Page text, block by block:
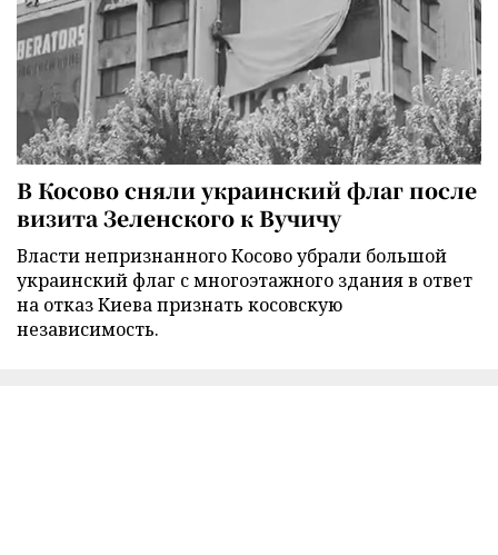
В Косово сняли украинский флаг после
визита Зеленского к Вучичу
Власти непризнанного Косово убрали большой
украинский флаг с многоэтажного здания в ответ
на отказ Киева признать косовскую
независимость.